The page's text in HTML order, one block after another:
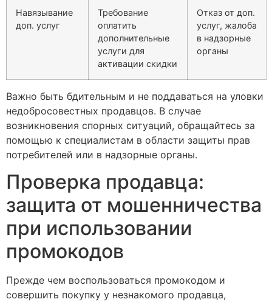
Навязывание
доп. услуг
Требование
оплатить
дополнительные
услуги для
активации скидки
Отказ от доп.
услуг, жалоба
в надзорные
органы
Важно быть бдительным и не поддаваться на уловки
недобросовестных продавцов. В случае
возникновения спорных ситуаций, обращайтесь за
помощью к специалистам в области защиты прав
потребителей или в надзорные органы.
Проверка продавца:
защита от мошенничества
при использовании
промокодов
Прежде чем воспользоваться промокодом и
совершить покупку у незнакомого продавца,